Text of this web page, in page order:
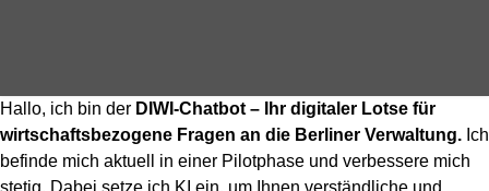
Hallo, ich bin der DIWI-Chatbot – Ihr digitaler Lotse für
wirtschaftsbezogene Fragen an die Berliner Verwaltung. Ich
befinde mich aktuell in einer Pilotphase und verbessere mich
stetig. Dabei setze ich KI ein, um Ihnen verständliche und